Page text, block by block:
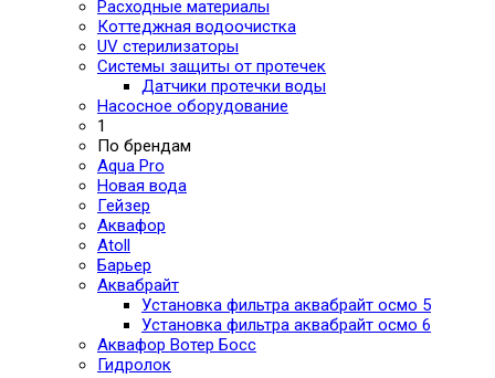
Расходные материалы
Коттеджная водоочистка
UV стерилизаторы
Системы защиты от протечек
Датчики протечки воды
Насосное оборудование
1
По брендам
Aqua Pro
Новая вода
Гейзер
Аквафор
Atoll
Барьер
Аквабрайт
Установка фильтра аквабрайт осмо 5
Установка фильтра аквабрайт осмо 6
Аквафор Вотер Босс
Гидролок